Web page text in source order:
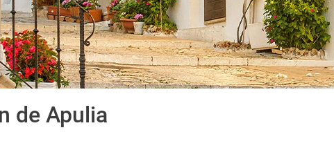
de Apulia